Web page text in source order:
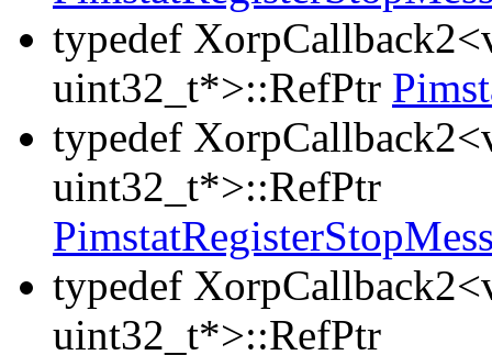
typedef
uint32_t*>::RefPtr
typedef
uint32_t*>::RefPtr
typedef
uint32_t*>::RefPtr